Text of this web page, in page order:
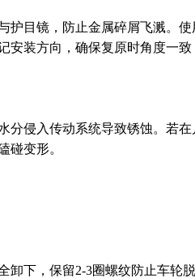
护目镜，防止金属碎屑飞溅。
安装方向，确保复原时角度一致
分侵入传动系统导致锈蚀。若
碰变形。
卸下，保留2-3圈螺纹防止车轮